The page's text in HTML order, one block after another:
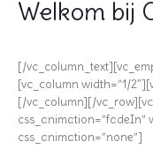
Welkom bij
[/
[vc_column width=”1/
[/vc_column][/
css_animation=”fadeIn”
css_animation=”none”]